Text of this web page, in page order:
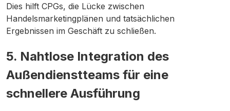
Dies hilft CPGs, die Lücke zwischen
Handelsmarketingplänen und tatsächlichen
Ergebnissen im Geschäft zu schließen.
5. Nahtlose Integration des
Außendienstteams für eine
schnellere Ausführung